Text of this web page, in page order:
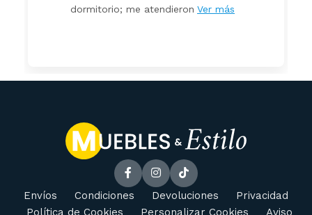
dormitorio; me atendieron Ver más
Envíos Condiciones Devoluciones
Privacidad
Política de Cookies
Personalizar Cookies Aviso